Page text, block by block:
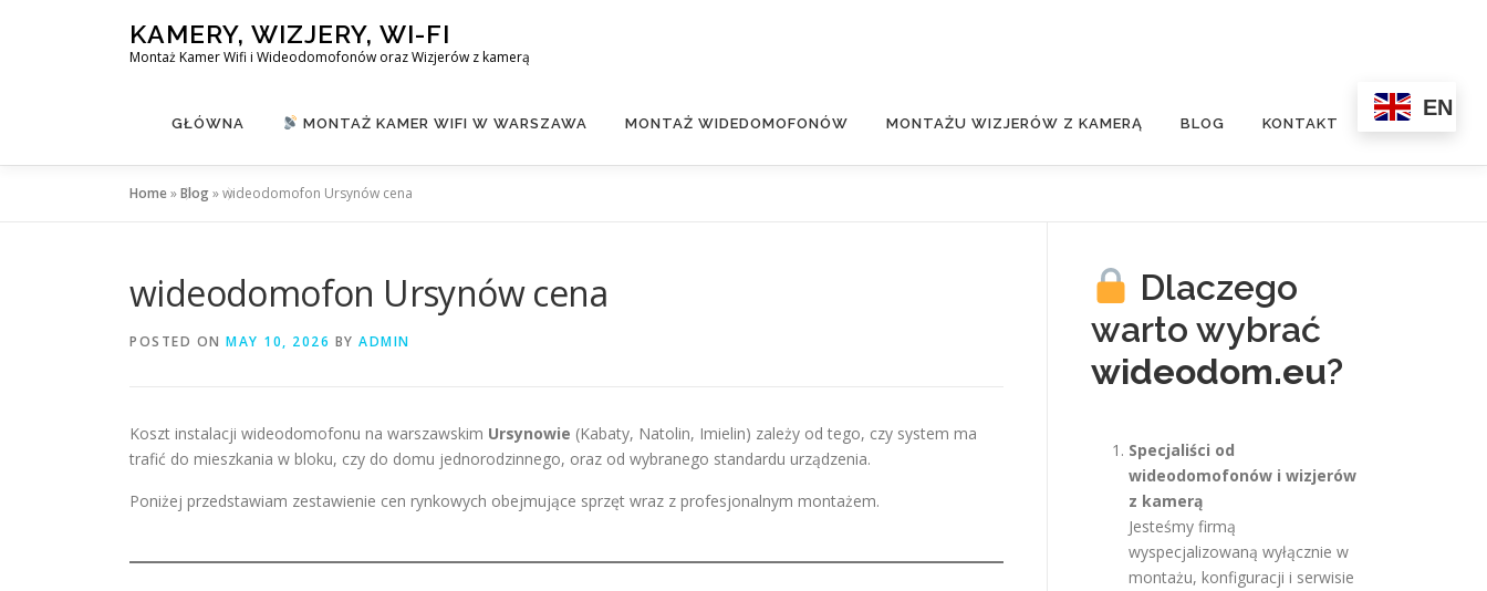
KAMERY, WIZJERY, WI-FI
Montaż Kamer Wifi i Wideodomofonów oraz Wizjerów z kamerą
GŁÓWNA MONTAŻ KAMER WIFI W WARSZAWA MONTAŻ WIDEDOMOFONÓW MONTAŻU WIZJERÓW Z KAMERĄ BLOG KONTAKT
EN
Home»Blog»wideodomofon Ursynów cena
wideodomofon Ursynów cena
POSTED ON MAY 10, 2026 BY ADMIN
Koszt instalacji wideodomofonu na warszawskim Ursynowie (Kabaty, Natolin, Imielin) zależy od tego, czy system ma
trafić do mieszkania w bloku, czy do domu jednorodzinnego, oraz od wybranego standardu urządzenia.
Poniżej przedstawiam zestawienie cen rynkowych obejmujące sprzęt wraz z profesjonalnym montażem.
Dlaczego
warto wybrać
wideodom.eu?
Specjaliści od
wideodomofonów i wizjerów
z kamerą
Jesteśmy firmą
wyspecjalizowaną wyłącznie w
montażu, konfiguracji i serwisie